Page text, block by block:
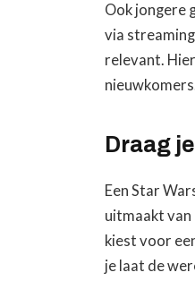
Ook jongere
via
relevant.
Draag
Een Star
uitmaakt van
kiest voor
je laat de